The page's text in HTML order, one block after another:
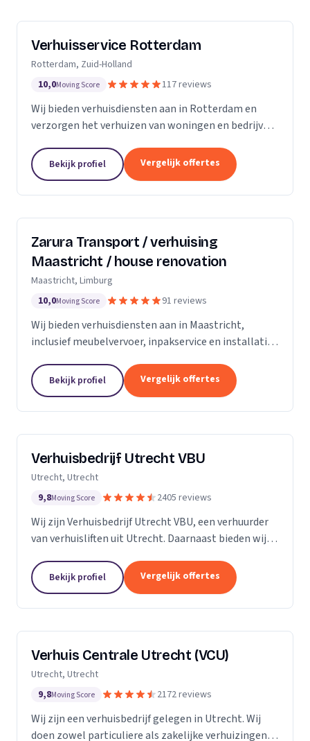
Verhuisservice Rotterdam
Rotterdam, Zuid-Holland
10,0Moving Score 117 reviews
Wij bieden verhuisdiensten aan in Rotterdam en
verzorgen het verhuizen van woningen en bedrijven
Bekijk profiel Vergelijk offertes
Zarura Transport / verhuising
Maastricht / house renovation
Maastricht, Limburg
10,0Moving Score 91 reviews
Wij bieden verhuisdiensten aan in Maastricht,
inclusief meubelvervoer, inpakservice en installatie
Bekijk profiel Vergelijk offertes
Verhuisbedrijf Utrecht VBU
Utrecht, Utrecht
9,8Moving Score 2405 reviews
Wij zijn Verhuisbedrijf Utrecht VBU, een verhuurder
van verhuisliften uit Utrecht. Daarnaast bieden wij
Bekijk profiel Vergelijk offertes
Verhuis Centrale Utrecht (VCU)
Utrecht, Utrecht
9,8Moving Score 2172 reviews
Wij zijn een verhuisbedrijf gelegen in Utrecht. Wij
doen zowel particuliere als zakelijke verhuizingen.